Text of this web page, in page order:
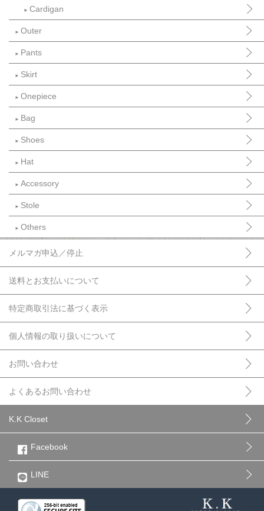
► Cardigan
► Outer
► Pants
► Skirt
► Onepiece
► Bag
► Shoes
► Hat
► Accessory
► Stole
► Others
メルマガ申込／停止
送料とお支払いについて
特定商取引法に基づく表示
個人情報の取り扱いについて
お問い合わせ
よくあるお問い合わせ
K.K Closet
Facebook
LINE